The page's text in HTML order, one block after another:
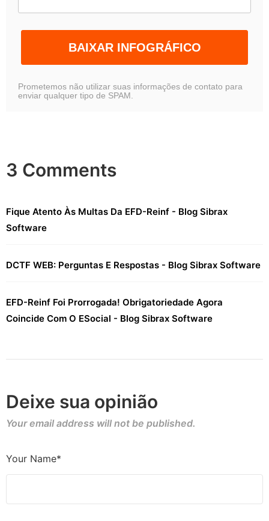
BAIXAR INFOGRÁFICO
Prometemos não utilizar suas informações de contato para
enviar qualquer tipo de SPAM.
3 Comments
Fique Atento Às Multas Da EFD-Reinf - Blog Sibrax
Software
DCTF WEB: Perguntas E Respostas - Blog Sibrax Software
EFD-Reinf Foi Prorrogada! Obrigatoriedade Agora
Coincide Com O ESocial - Blog Sibrax Software
Deixe sua opinião
Your email address will not be published.
Your Name*